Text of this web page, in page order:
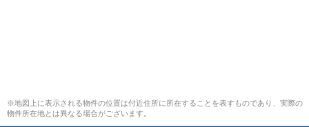
※地図上に表示される物件の位置は付近住所に所在することを表すものであり、実際の
物件所在地とは異なる場合がございます。